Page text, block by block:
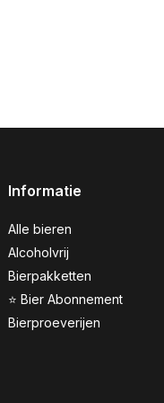
Informatie
Alle bieren
Alcoholvrij
Bierpakketten
⭐ Bier Abonnement
Bierproeverijen